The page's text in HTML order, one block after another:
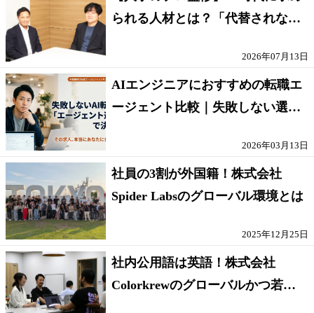
られる人材とは？「代替されない
2026年07月13日
AIエンジニアにおすすめの転職エ
ージェント比較｜失敗しない選び
2026年03月13日
社員の3割が外国籍！株式会社
Spider Labsのグローバル環境とは
2025年12月25日
社内公用語は英語！株式会社
Colorkrewのグローバルかつ若手